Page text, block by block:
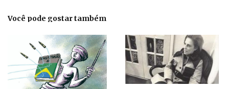
Você pode gostar também